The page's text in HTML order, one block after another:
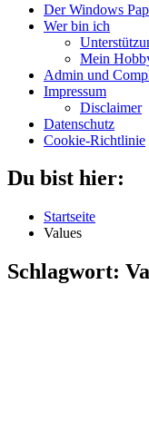
Der Windows
Wer bin ich
Mein
Admin und
Impressum
Disclaimer
Datenschutz
Cookie-Richtlinie
Du bist hier:
Startseite
Values
Schlagwort: